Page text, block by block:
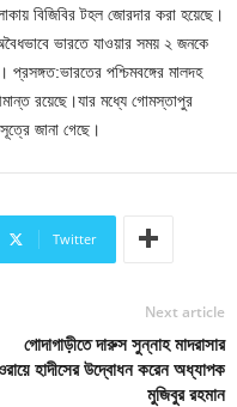
বিজিবির টহল জোরদার করা হয়েছে।
ভারতে যাওয়ার সময় ২ জনকে
পশ্চিমবঙ্গের মালদহ
রয়েছে।যার মধ্যে গোমস্তাপুর
জানা গেছে।
Twitter
Next article
গোদাগাড়ীতে দারুস সুন্নাহ মাদরাসার
হাদীসের উদ্বোধন করেন অধ্যাপক
মুজিবুর রহমান